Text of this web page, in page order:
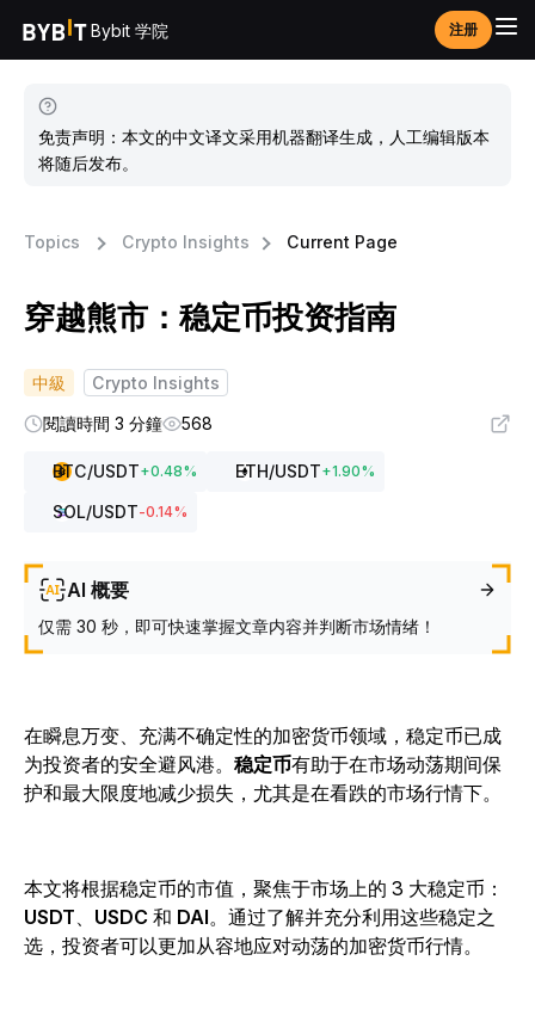
Bybit 学院 注册
免责声明：本文的中文译文采用机器翻译生成，人工编辑版本
将随后发布。
Topics Crypto Insights Current Page
穿越熊市：稳定币投资指南
中級
Crypto Insights
閱讀時間 3 分鐘
568
BTC/USDT+0.48% ETH/USDT+1.90%
SOL/USDT-0.14%
AI 概要
仅需 30 秒，即可快速掌握文章内容并判断市场情绪！
在瞬息万变、充满不确定性的加密货币领域，稳定币已成
为投资者的安全避风港。 稳定币有助于在市场动荡期间保
护和最大限度地减少损失，尤其是在看跌的市场行情下。
本文将根据稳定币的市值，聚焦于市场上的 3 大稳定币：
USDT、 USDC 和 DAI。通过了解并充分利用这些稳定之
选，投资者可以更加从容地应对动荡的加密货币行情。